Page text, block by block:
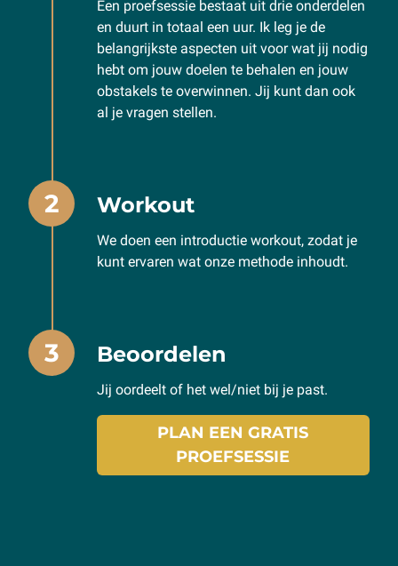
Een proefsessie bestaat uit drie onderdelen
en duurt in totaal een uur. Ik leg je de
belangrijkste aspecten uit voor wat jij nodig
hebt om jouw doelen te behalen en jouw
obstakels te overwinnen. Jij kunt dan ook
al je vragen stellen.
2 Workout
We doen een introductie workout, zodat je
kunt ervaren wat onze methode inhoudt.
3 Beoordelen
Jij oordeelt of het wel/niet bij je past.
PLAN EEN GRATIS
PROEFSESSIE